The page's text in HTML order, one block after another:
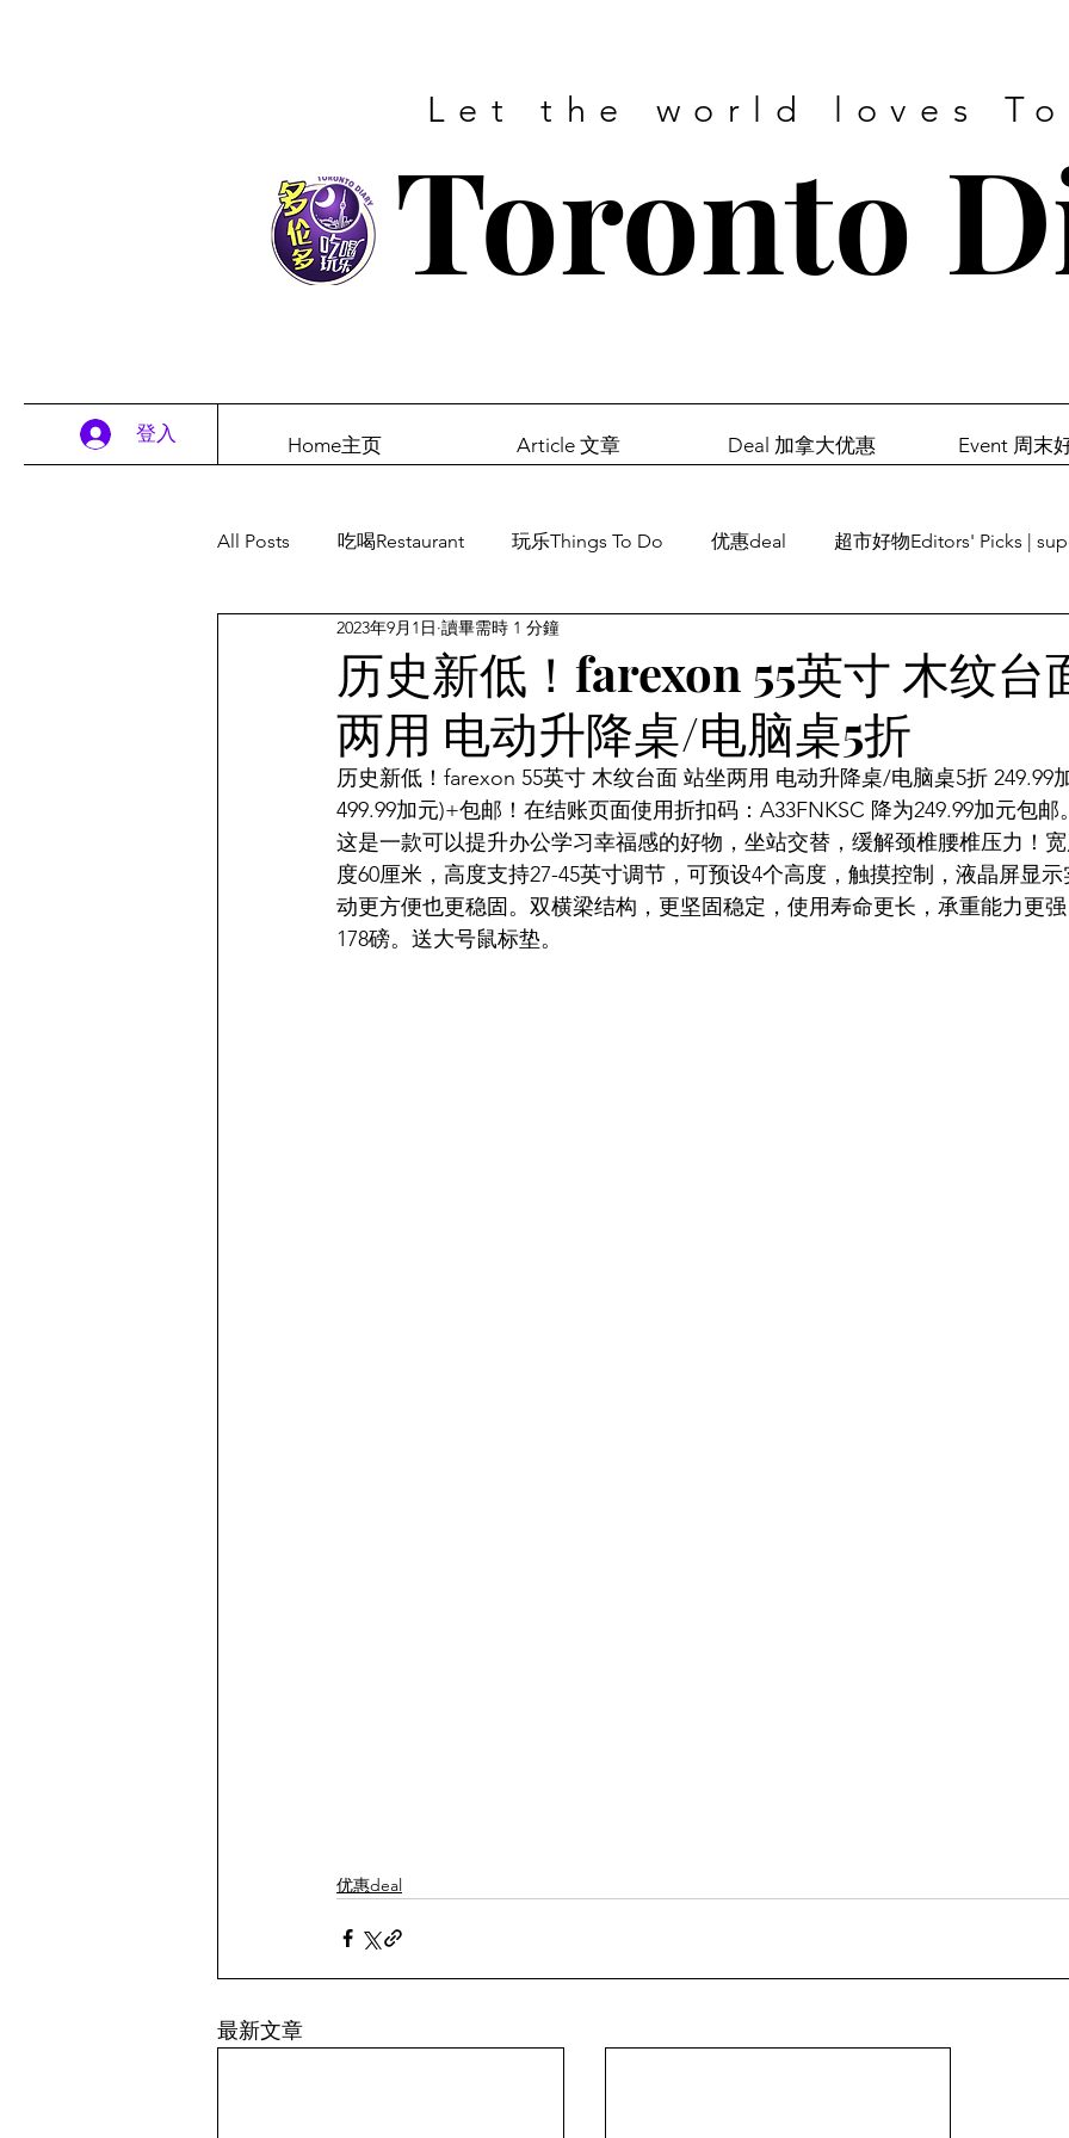
Let the world loves
Toronto
登入 Home主页 Article 文章 Deal 加拿大优惠 Event 周末
All Posts 吃喝Restaurant 玩乐Things To Do 优惠deal 超市好物Editors' Picks |
餐厅优惠Restaurant's Deals 潮流others
历史新低！farexon 55英寸 木纹台
两用 电动升降桌/电脑桌5折
2023年9月1日 讀畢需時 1 分鐘
历史新低！farexon 55英寸 木纹台面 站坐两用 电动升降桌/电脑桌5折 249.99
499.99加元)+包邮！在结账页面使用折扣码：A33FNKSC 降为249.99加元包邮
这是一款可以提升办公学习幸福感的好物，坐站交替，缓解颈椎腰椎压力！
度60厘米，高度支持27-45英寸调节，可预设4个高度，触摸控制，液晶屏显
动更方便也更稳固。双横梁结构，更坚固稳定，使用寿命更长，承重能力更
178磅。送大号鼠标垫。
优惠deal
最新文章